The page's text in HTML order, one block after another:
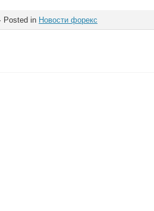
Posted in Новости форекс